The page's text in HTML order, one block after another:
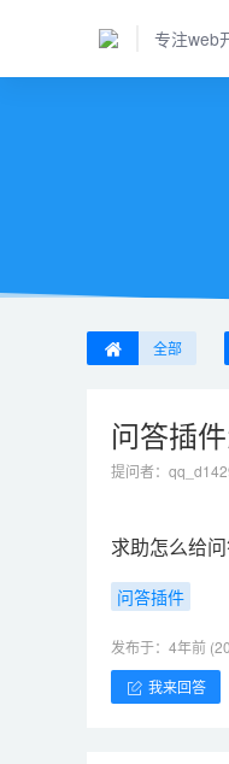
专注web
全部
问答插
提问者：
求助怎么给
问答插件
发布于：4年前
我来回答